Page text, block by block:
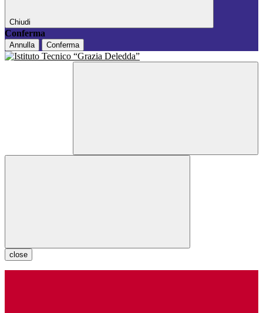
Chiudi
Conferma
Annulla Conferma
close